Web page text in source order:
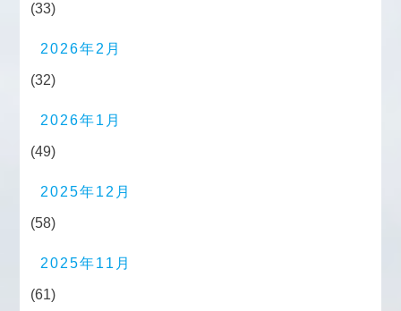
(33)
2026年2月
(32)
2026年1月
(49)
2025年12月
(58)
2025年11月
(61)